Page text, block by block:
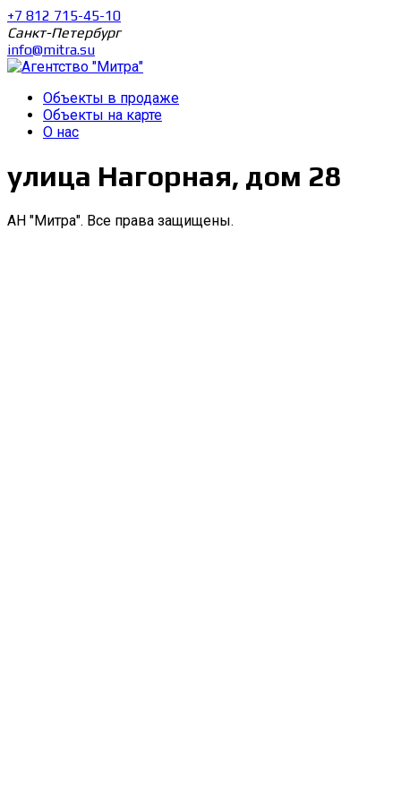
+7 812 715-45-10
Санкт-Петербург
info@mitra.su
Объекты в продаже
Объекты на карте
О нас
улица Нагорная, дом 28
АН "Митра". Все права защищены.